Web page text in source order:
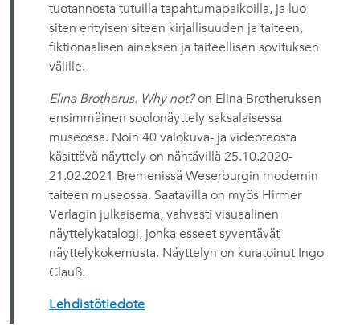
tuotannosta tutuilla tapahtumapaikoilla, ja luo
siten erityisen siteen kirjallisuuden ja taiteen,
fiktionaalisen aineksen ja taiteellisen sovituksen
välille.
Elina Brotherus. Why not?on Elina Brotheruksen
ensimmäinen soolonäyttely saksalaisessa
museossa. Noin 40 valokuva- ja videoteosta
käsittävä näyttely on nähtävillä 25.10.2020-
21.02.2021 Bremenissä Weserburgin modernin
taiteen museossa. Saatavilla on myös Hirmer
Verlagin julkaisema, vahvasti visuaalinen
näyttelykatalogi, jonka esseet syventävät
näyttelykokemusta. Näyttelyn on kuratoinut Ingo
Clauß.
Lehdistötiedote